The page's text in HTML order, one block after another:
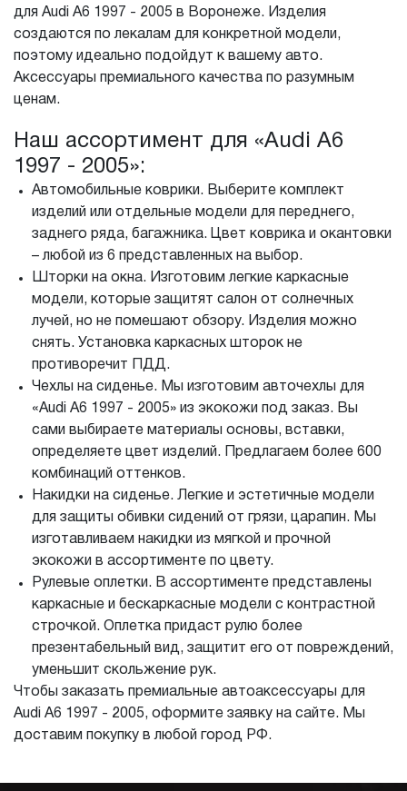
для Audi A6 1997 - 2005 в Воронеже. Изделия
создаются по лекалам для конкретной модели,
поэтому идеально подойдут к вашему авто.
Аксессуары премиального качества по разумным
ценам.
Наш ассортимент для «Audi A6
1997 - 2005»:
Автомобильные коврики. Выберите комплект
изделий или отдельные модели для переднего,
заднего ряда, багажника. Цвет коврика и окантовки
– любой из 6 представленных на выбор.
Шторки на окна. Изготовим легкие каркасные
модели, которые защитят салон от солнечных
лучей, но не помешают обзору. Изделия можно
снять. Установка каркасных шторок не
противоречит ПДД.
Чехлы на сиденье. Мы изготовим авточехлы для
«Audi A6 1997 - 2005» из экокожи под заказ. Вы
сами выбираете материалы основы, вставки,
определяете цвет изделий. Предлагаем более 600
комбинаций оттенков.
Накидки на сиденье. Легкие и эстетичные модели
для защиты обивки сидений от грязи, царапин. Мы
изготавливаем накидки из мягкой и прочной
экокожи в ассортименте по цвету.
Рулевые оплетки. В ассортименте представлены
каркасные и бескаркасные модели с контрастной
строчкой. Оплетка придаст рулю более
презентабельный вид, защитит его от повреждений,
уменьшит скольжение рук.
Чтобы заказать премиальные автоаксессуары для
Audi A6 1997 - 2005, оформите заявку на сайте. Мы
доставим покупку в любой город РФ.